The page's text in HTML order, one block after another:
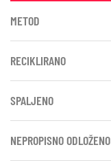
METOD
RECIKLIRANO
SPALJENO
NEPROPISNO ODLOŽENO